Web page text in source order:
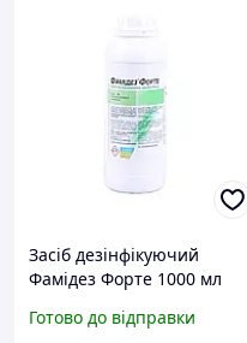
Засіб дезінфікуючий
Фамідез Форте 1000 мл
Готово до відправки